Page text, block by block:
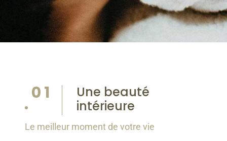
Une beauté
intérieure
Le meilleur moment de votre vie